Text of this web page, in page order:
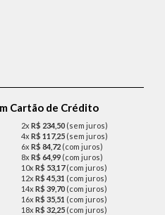
Cartão de Crédito
2x R$ 234,50 (sem juros)
4x R$ 117,25 (sem juros)
6x R$ 84,72 (com juros)
8x R$ 64,99 (com juros)
10x R$ 53,17(com juros)
12x R$ 45,31 (com juros)
14x R$ 39,70 (com juros)
16x R$ 35,51 (com juros)
18x R$ 32,25 (com juros)